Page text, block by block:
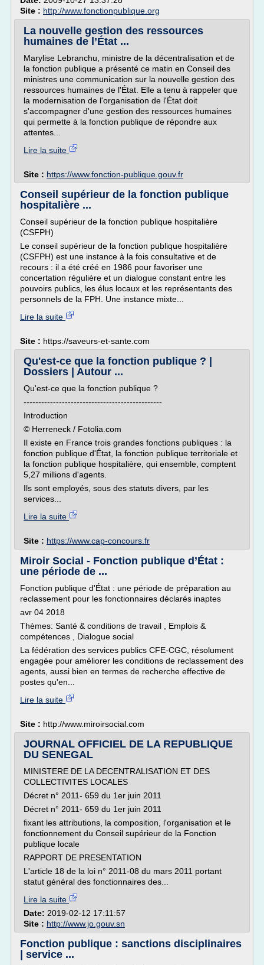
Site : http://www.fonctionpublique.org
La nouvelle gestion des ressources
humaines de l’État ...
Marylise Lebranchu, ministre de la décentralisation et de
la fonction publique a présenté ce matin en Conseil des
ministres une communication sur la nouvelle gestion des
ressources humaines de l'État. Elle a tenu à rappeler que
la modernisation de l'organisation de l'État doit
s'accompagner d'une gestion des ressources humaines
qui permette à la fonction publique de répondre aux
attentes...
Lire la suite
Site : https://www.fonction-publique.gouv.fr
Conseil supérieur de la fonction publique
hospitalière ...
Conseil supérieur de la fonction publique hospitalière
(CSFPH)
Le conseil supérieur de la fonction publique hospitalière
(CSFPH) est une instance à la fois consultative et de
recours : il a été créé en 1986 pour favoriser une
concertation régulière et un dialogue constant entre les
pouvoirs publics, les élus locaux et les représentants des
personnels de la FPH. Une instance mixte...
Lire la suite
Site : https://saveurs-et-sante.com
Qu'est-ce que la fonction publique ? |
Dossiers | Autour ...
Qu'est-ce que la fonction publique ?
-----------------------------------------------
Introduction
© Herreneck / Fotolia.com
Il existe en France trois grandes fonctions publiques : la
fonction publique d'État, la fonction publique territoriale et
la fonction publique hospitalière, qui ensemble, comptent
5,27 millions d'agents.
Ils sont employés, sous des statuts divers, par les
services...
Lire la suite
Site : https://www.cap-concours.fr
Miroir Social - Fonction publique d’État :
une période de ...
Fonction publique d'État : une période de préparation au
reclassement pour les fonctionnaires déclarés inaptes
avr 04 2018
Thèmes: Santé & conditions de travail , Emplois &
compétences , Dialogue social
La fédération des services publics CFE-CGC, résolument
engagée pour améliorer les conditions de reclassement des
agents, aussi bien en termes de recherche effective de
postes qu'en...
Lire la suite
Site : http://www.miroirsocial.com
JOURNAL OFFICIEL DE LA REPUBLIQUE
DU SENEGAL
MINISTERE DE LA DECENTRALISATION ET DES
COLLECTIVITES LOCALES
Décret n° 2011- 659 du 1er juin 2011
Décret n° 2011- 659 du 1er juin 2011
fixant les attributions, la composition, l'organisation et le
fonctionnement du Conseil supérieur de la Fonction
publique locale
RAPPORT DE PRESENTATION
L'article 18 de la loi n° 2011-08 du mars 2011 portant
statut général des fonctionnaires des...
Lire la suite
Date: 2019-02-12 17:11:57
Site : http://www.jo.gouv.sn
Fonction publique : sanctions disciplinaires
| service ...